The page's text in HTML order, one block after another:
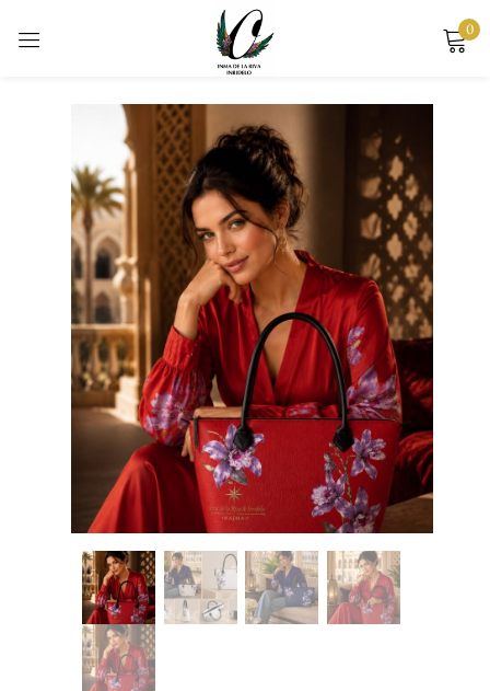
0
Sign in
Remember me Lost password?
LOG IN
CREATE AN ACCOUNT